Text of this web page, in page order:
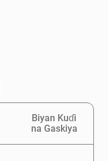
Biyan Kuɗi
na Gaskiya